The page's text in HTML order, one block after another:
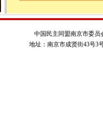
中国民主同盟南京市委员
地址：南京市成贤街43号3